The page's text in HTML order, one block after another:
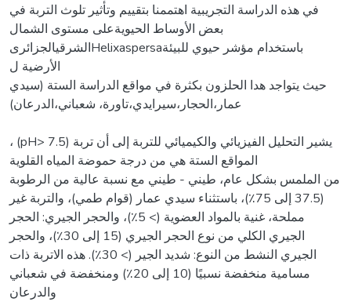
في هذه الدراسة التجريبية اهتممنا بتقييم وتأثير تلوث التربة في
بعض الأوساط الحيويةعلى مستوى الشمال
الشرقيالجزائرىHelixaspersaباستخدام مؤشر حيوي للبيئة
الأرضية ل
حيث يتواجد هدا الحلزون بكثرة في مواقع الدراسة الستة (سيدي
عمار،الحجار،سيرايدي،تاورة، شعباني،الدرعان)
، (pH> 7.5) يشير التحليل الفيزيائي والكيميائي للتربة إلى أن تربة
المواقع الستة هي من درجة حموضة المياه القلوية
من الملمس بشكل عام، طيني - طيني مع نسبة عالية من الرطوبة
(37.5 إلى 75٪)، باستثناء سيدي عمار (قوام طمي)، والتربة غير
مملحة، غنية بالمواد العضوية (> 5٪)، والحجر الجيري: الحجر
الجيري الكلي من نوع الحجر الجيري (15 إلى 30٪)، والحجر
الجيري النشط من النوع: شديد الجير (> 30٪). هذه الاتربة ذات
مسامية منخفضة نسبيًا (10 إلى 20٪) ومنخفضة في شعباني
والدرعان